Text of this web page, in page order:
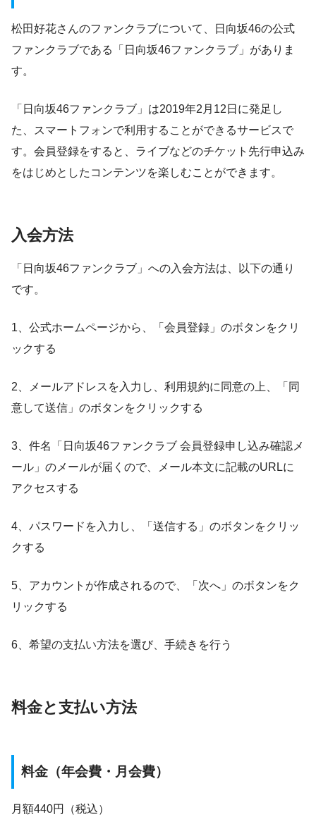
松田好花さんのファンクラブについて、日向坂46の公式
ファンクラブである「 日向坂46ファンクラブ」がありま
す。
「 日向坂46ファンクラブ」は2019年2月12日に発足し
た、スマートフォンで利用することができるサービスで
す。会員登録をすると、ライブなどのチケット先行申込み
をはじめとしたコンテンツを楽しむことができます。
入会方法
「 日向坂46ファンクラブ」への入会方法は、以下の通り
です。
1、公式ホームページから、「会員登録」のボタンをクリ
ックする
2、メールアドレスを入力し、利用規約に同意の上、「同
意して送信」のボタンをクリックする
3、件名「 日向坂46ファンクラブ 会員登録申し込み確認メ
ール」のメールが届くので、メール本文に記載のURLに
アクセスする
4、パスワードを入力し、「送信する」のボタンをクリッ
クする
5、アカウントが作成されるので、「次へ」のボタンをク
リックする
6、希望の支払い方法を選び、手続きを行う
料金と支払い方法
料金（年会費・月会費）
月額440円（税込）